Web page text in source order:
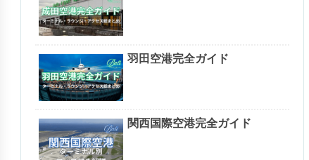
羽田空港完全ガイド
関西国際空港完全ガイド